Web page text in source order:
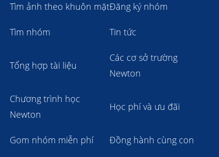
Tìm ảnh theo khuôn mặtĐăng ký nhóm
Tìm nhóm Tin tức
Tổng hợp tài liệu
Các cơ sở trường
Newton
Chương trình học
Newton
Học phí và ưu đãi
Gom nhóm miễn phí Đồng hành cùng con